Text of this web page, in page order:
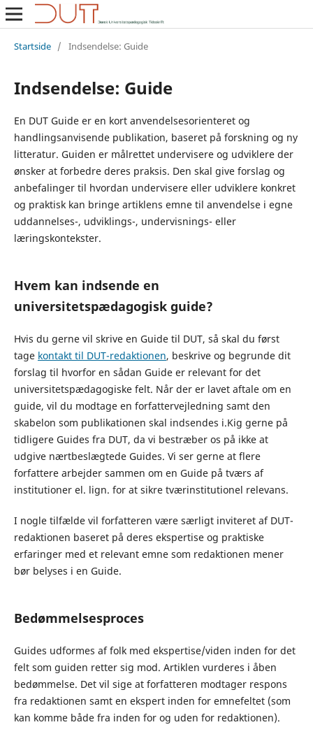
Startside / Indsendelse: Guide
Indsendelse: Guide
En DUT Guide er en kort anvendelsesorienteret og
handlingsanvisende publikation, baseret på forskning og ny
litteratur. Guiden er målrettet undervisere og udviklere der
ønsker at forbedre deres praksis. Den skal give forslag og
anbefalinger til hvordan undervisere eller udviklere konkret
og praktisk kan bringe artiklens emne til anvendelse i egne
uddannelses-, udviklings-, undervisnings- eller
læringskontekster.
Hvem kan indsende en
universitetspædagogisk guide?
Hvis du gerne vil skrive en Guide til DUT, så skal du først
tage kontakt til DUT-redaktionen, beskrive og begrunde dit
forslag til hvorfor en sådan Guide er relevant for det
universitetspædagogiske felt. Når der er lavet aftale om en
guide, vil du modtage en forfattervejledning samt den
skabelon som publikationen skal indsendes i.Kig gerne på
tidligere Guides fra DUT, da vi bestræber os på ikke at
udgive nærtbeslægtede Guides. Vi ser gerne at flere
forfattere arbejder sammen om en Guide på tværs af
institutioner el. lign. for at sikre tværinstitutionel relevans.
I nogle tilfælde vil forfatteren være særligt inviteret af DUT-
redaktionen baseret på deres ekspertise og praktiske
erfaringer med et relevant emne som redaktionen mener
bør belyses i en Guide.
Bedømmelsesproces
Guides udformes af folk med ekspertise/viden inden for det
felt som guiden retter sig mod. Artiklen vurderes i åben
bedømmelse. Det vil sige at forfatteren modtager respons
fra redaktionen samt en ekspert inden for emnefeltet (som
kan komme både fra inden for og uden for redaktionen).